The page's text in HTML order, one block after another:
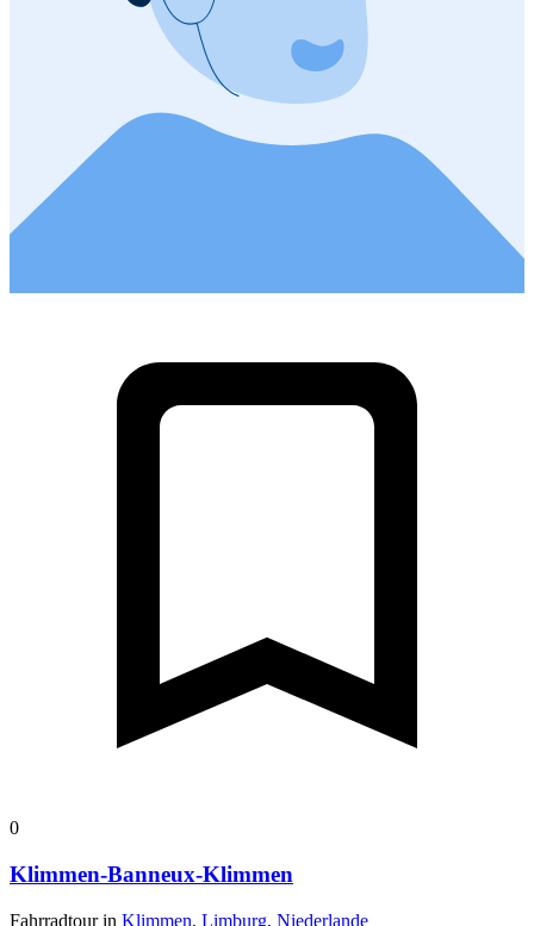
0
Klimmen-Banneux-Klimmen
Fahrradtour in Klimmen, Limburg, Niederlande